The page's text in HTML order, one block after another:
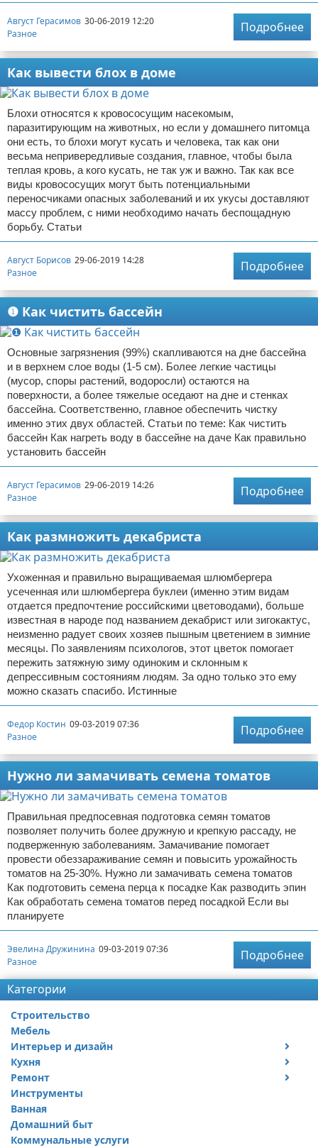
Август Герасимов 30-06-2019 12:20
Разное
Подробнее
Как вывести блох в доме
Блохи относятся к кровососущим насекомым,
паразитирующим на животных, но если у домашнего питомца
они есть, то блохи могут кусать и человека, так как они
весьма непривередливые создания, главное, чтобы была
теплая кровь, а кого кусать, не так уж и важно. Так как все
виды кровососущих могут быть потенциальными
переносчиками опасных заболеваний и их укусы доставляют
массу проблем, с ними необходимо начать беспощадную
борьбу. Статьи
Август Борисов 29-06-2019 14:28
Разное
Подробнее
❶ Как чистить бассейн
Основные загрязнения (99%) скапливаются на дне бассейна
и в верхнем слое воды (1-5 см). Более легкие частицы
(мусор, споры растений, водоросли) остаются на
поверхности, а более тяжелые оседают на дне и стенках
бассейна. Соответственно, главное обеспечить чистку
именно этих двух областей. Статьи по теме: Как чистить
бассейн Как нагреть воду в бассейне на даче Как правильно
установить бассейн
Август Герасимов 29-06-2019 14:26
Разное
Подробнее
Как размножить декабриста
Ухоженная и правильно выращиваемая шлюмбергера
усеченная или шлюмбергера буклеи (именно этим видам
отдается предпочтение российскими цветоводами), больше
известная в народе под названием декабрист или зигокактус,
неизменно радует своих хозяев пышным цветением в зимние
месяцы. По заявлениям психологов, этот цветок помогает
пережить затяжную зиму одиноким и склонным к
депрессивным состояниям людям. За одно только это ему
можно сказать спасибо. Истинные
Федор Костин 09-03-2019 07:36
Разное
Подробнее
Нужно ли замачивать семена томатов
Правильная предпосевная подготовка семян томатов
позволяет получить более дружную и крепкую рассаду, не
подверженную заболеваниям. Замачивание помогает
провести обеззараживание семян и повысить урожайность
томатов на 25-30%. Нужно ли замачивать семена томатов
Как подготовить семена перца к посадке Как разводить эпин
Как обработать семена томатов перед посадкой Если вы
планируете
Эвелина Дружинина 09-03-2019 07:36
Разное
Подробнее
Категории
Строительство
Мебель
Интерьер и дизайн
Дизайн дачи
Дизайн квартиры
Кухня
Посуда
Ремонт
Ремонт дачи
Ремонт квартиры
Инструменты
Ванная
Домашний быт
Коммунальные услуги